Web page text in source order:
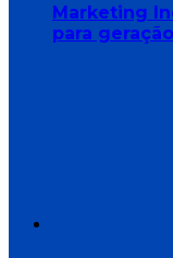
Marketing
para